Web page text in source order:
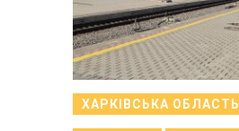
ХАРКІВСЬКА ОБЛАСТЬ